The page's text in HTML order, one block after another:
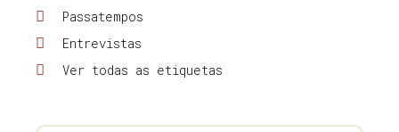
Passatempos
Entrevistas
Ver todas as etiquetas